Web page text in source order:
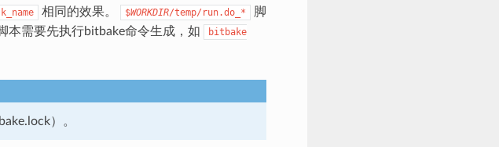
相同的效果。 $WORKDIR/temp/run.do_*
脚
本需要先执行bitbake命令生成，如
bitbake
）。